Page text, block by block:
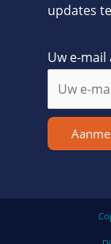
updates
Uw e-mail